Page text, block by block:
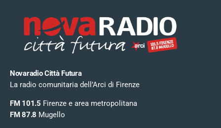
Novaradio Città Futura
La radio comunitaria dell’Arci di Firenze
FM 101.5 Firenze e area metropolitana
FM 87.8 Mugello